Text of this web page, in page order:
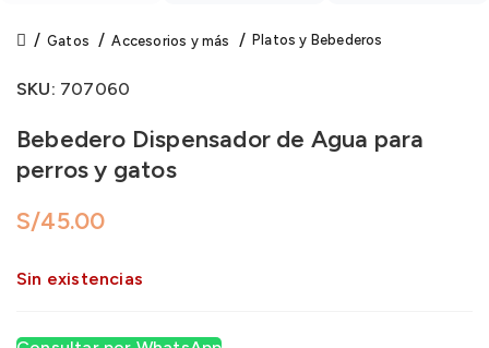
Gatos Accesorios y más Platos y Bebederos
SKU: 707060
Bebedero Dispensador de Agua para
perros y gatos
S/
Sin existencias